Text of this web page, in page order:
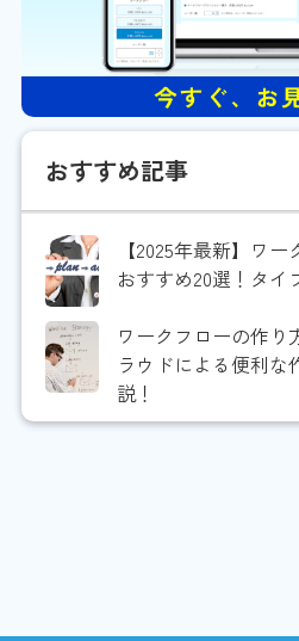
おすすめ記事
【2025年最新】ワ
おすすめ20選！タイ
ワークフローの作り
ラウドによる便利な
説！